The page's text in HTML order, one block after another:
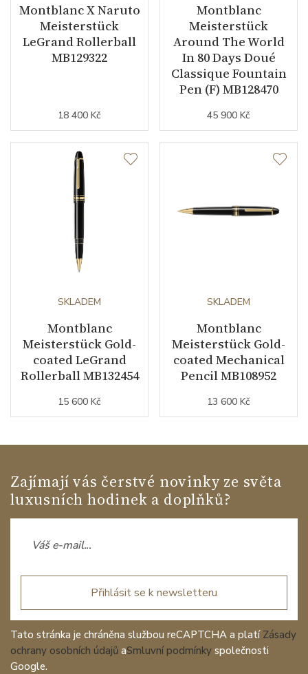
Montblanc X Naruto
Meisterstück
LeGrand Rollerball
MB129322
18 400 Kč
Montblanc
Meisterstück
Around The World
In 80 Days Doué
Classique Fountain
Pen (F) MB128470
45 900 Kč
SKLADEM
Montblanc
Meisterstück Gold-
coated LeGrand
Rollerball MB132454
15 600 Kč
SKLADEM
Montblanc
Meisterstück Gold-
coated Mechanical
Pencil MB108952
13 600 Kč
Zajímají vás čerstvé novinky ze světa
luxusních hodinek a doplňků?
Přihlásit se k newsletteru
Tato stránka je chráněna službou reCAPTCHA a platí Zásady
ochrany osobních údajů aSmluvní podmínky společnosti
Google.